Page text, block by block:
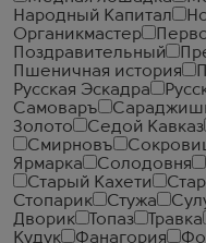
Народный Капитал
Органикмастер
Поздравительный
Пшеничная история
Русская Эскадра
Самоваръ
Золото
Седой Кавказ
Смирновъ
Ярмарка
Солодовня
Старый Кахети
Стопарик
Стужа
Дворик
Топаз Травка
Кудук
Фанагория